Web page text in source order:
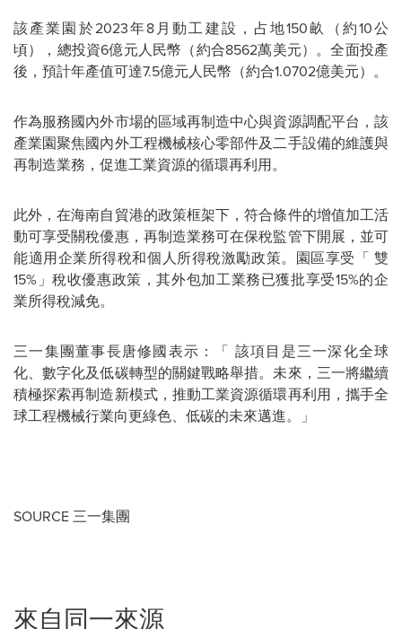
該產業園於2023年8月動工建設，占地150畝（約10公
頃），總投資6億元人民幣（約合8562萬美元）。全面投產
後，預計年產值可達7.5億元人民幣（約合1.0702億美元）。
作為服務國內外市場的區域再制造中心與資源調配平台，該
產業園聚焦國內外工程機械核心零部件及二手設備的維護與
再制造業務，促進工業資源的循環再利用。
此外，在海南自貿港的政策框架下，符合條件的增值加工活
動可享受關稅優惠，再制造業務可在保稅監管下開展，並可
能適用企業所得稅和個人所得稅激勵政策。園區享受「 雙
15%」稅收優惠政策，其外包加工業務已獲批享受15%的企
業所得稅減免。
三一集團董事長唐修國表示：「 該項目是三一深化全球
化、數字化及低碳轉型的關鍵戰略舉措。未來，三一將繼續
積極探索再制造新模式，推動工業資源循環再利用，攜手全
球工程機械行業向更綠色、低碳的未來邁進。」
SOURCE 三一集團
來自同一來源